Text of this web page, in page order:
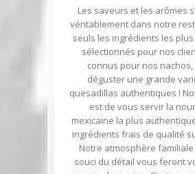
Les saveurs et les arômes
véritablement dans notre
seuls les ingrédients les
sélectionnés pour nos
connus pour nos
déguster une grande
quesadillas authentiques !
est de vous servir la
mexicaine la plus
ingrédients frais de qualité
Notre atmosphère
souci du détail vous feront